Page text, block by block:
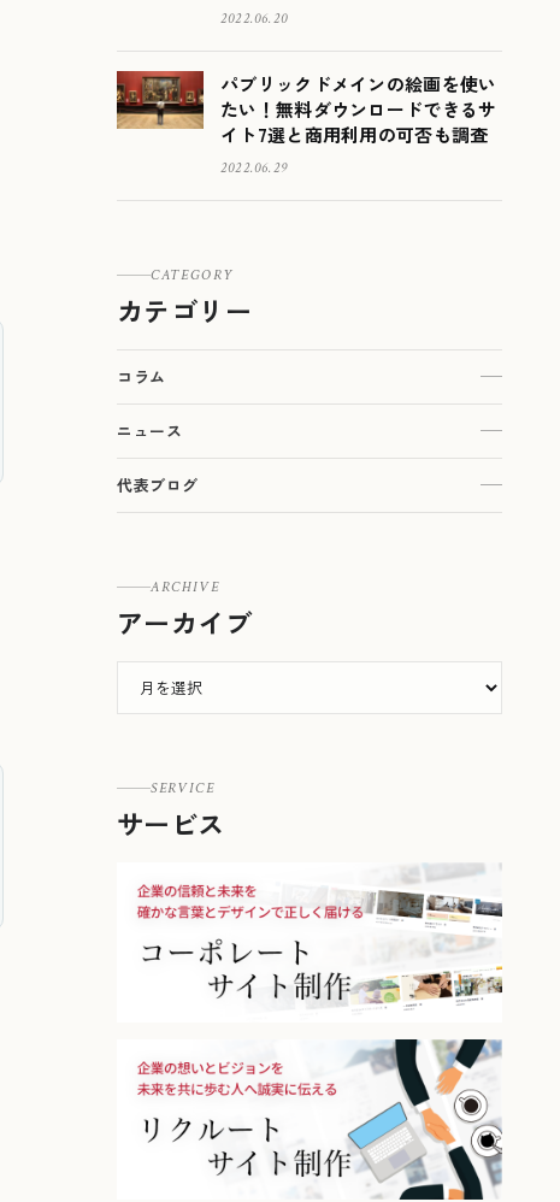
2022.06.20
パブリックドメインの絵画を使い
たい！無料ダウンロードできるサ
イト7選と商用利用の可否も調査
2022.06.29
CATEGORY
カテゴリー
コラム
ニュース
代表ブログ
ARCHIVE
アーカイブ
SERVICE
サービス